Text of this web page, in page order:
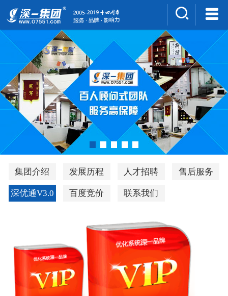
集团介绍
人才招聘
案例展示
新闻中心
深一风采
联系我们
深优通系统V3.0
行业解决方案
外地客户专栏
深一技术团队
工单提交
集团介绍 发展历程 人才招聘 售后服务
深优通V3.0 百度竞价 联系我们